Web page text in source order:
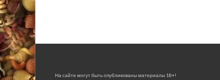
На сайте могут быть опубликованы материалы 18+!